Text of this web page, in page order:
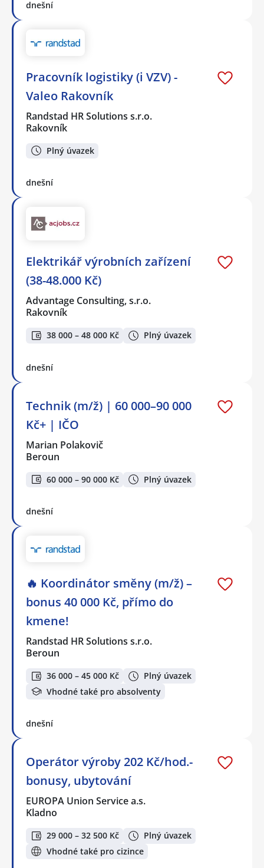
dnešní
Pracovník logistiky (i VZV) -
Valeo Rakovník
Randstad HR Solutions s.r.o.
Rakovník
Plný úvazek
dnešní
Elektrikář výrobních zařízení
(38-48.000 Kč)
Advantage Consulting, s.r.o.
Rakovník
38 000 – 48 000 Kč Plný úvazek
dnešní
Technik (m/ž) | 60 000–90 000
Kč+ | IČO
Marian Polakovič
Beroun
60 000 – 90 000 Kč Plný úvazek
dnešní
🔥 Koordinátor směny (m/ž) –
bonus 40 000 Kč, přímo do
kmene!
Randstad HR Solutions s.r.o.
Beroun
36 000 – 45 000 Kč
Plný úvazek
Vhodné také pro absolventy
dnešní
Operátor výroby 202 Kč/hod.-
bonusy, ubytování
EUROPA Union Service a.s.
Kladno
29 000 – 32 500 Kč
Plný úvazek
Vhodné také pro cizince